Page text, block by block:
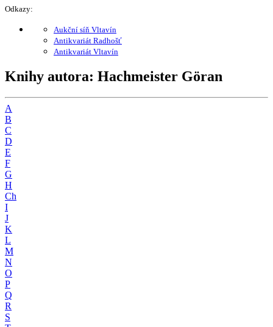
Odkazy:
Aukční síň Vltavín
Antikvariát Radhošť
Antikvariát Vltavín
Knihy autora: Hachmeister Göran
A
B
C
D
E
F
G
H
Ch
I
J
K
L
M
N
O
P
Q
R
S